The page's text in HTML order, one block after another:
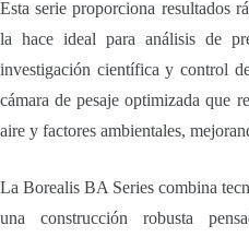
Esta serie proporciona resultados
la hace ideal para análisis de
investigación científica y control
cámara de pesaje optimizada que
aire y factores ambientales,
La Borealis BA Series combina
una construcción robusta